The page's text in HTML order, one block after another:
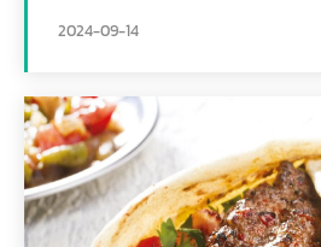
2024-09-14